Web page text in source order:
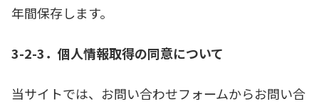
年間保存します。
3-2-3．個人情報取得の同意について
当サイトでは、お問い合わせフォームからお問い合